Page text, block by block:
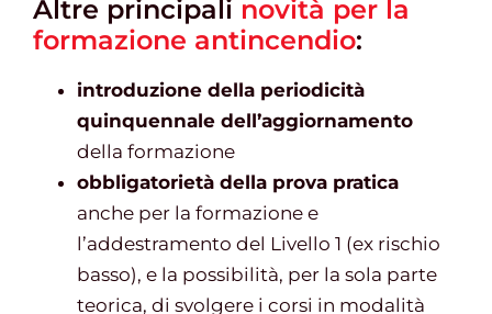
Altre principali novità per la
formazione antincendio:
introduzione della periodicità
quinquennale dell’aggiornamento
della formazione
obbligatorietà della prova pratica
anche per la formazione e
l’addestramento del Livello 1 (ex rischio
basso), e la possibilità, per la sola parte
teorica, di svolgere i corsi in modalità